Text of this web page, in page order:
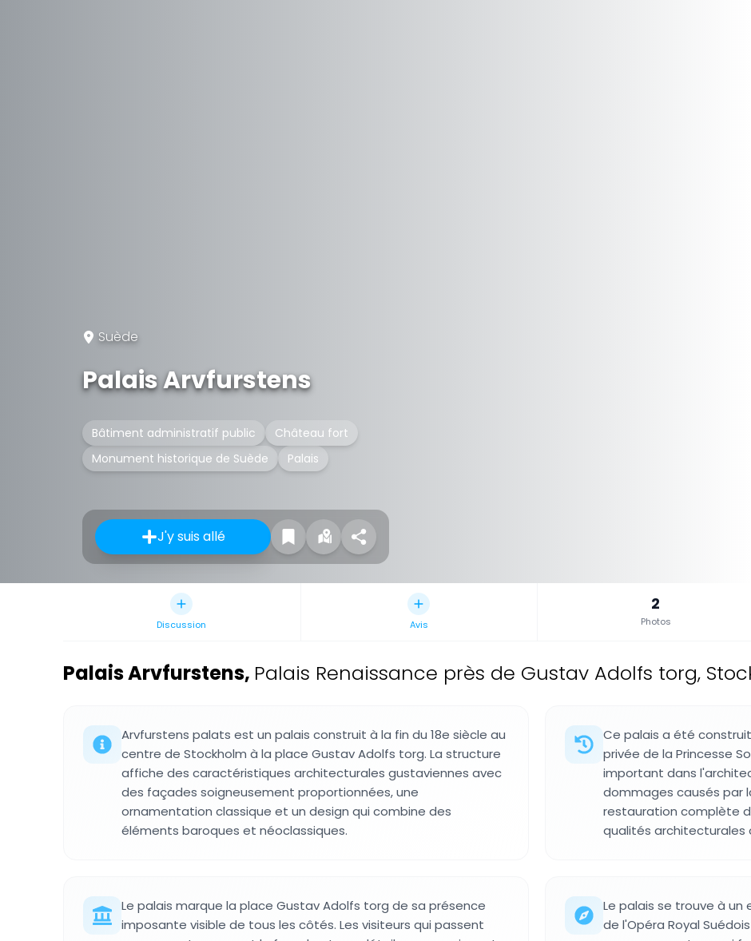
Suède
Palais Arvfurstens
Bâtiment administratif public
Château fort
Monument historique de Suède
Palais
J'y suis allé
Discussion Avis
2
Photos
Palais Arvfurstens, Palais Renaissance près de Gustav Adolfs torg,
Arvfurstens palats est un palais construit à la fin du 18e siècle au
centre de Stockholm à la place Gustav Adolfs torg. La structure
affiche des caractéristiques architecturales gustaviennes avec
des façades soigneusement proportionnées, une
ornamentation classique et un design qui combine des
éléments baroques et néoclassiques.
Ce palais a été
privée de la Princesse
important dans
dommages causés par
restauration complète
qualités architecturales
Le palais marque la place Gustav Adolfs torg de sa présence
imposante visible de tous les côtés. Les visiteurs qui passent
Le palais se trouve à
de l'Opéra Royal